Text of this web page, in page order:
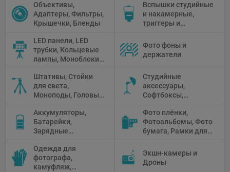
Объективы,
Адаптеры, Фильтры,
Крышечки, Бленды
Вспышки студийные
и накамерные,
триггеры и
LED панели, LED
трубки, Кольцевые
лампы, Моноблоки,
Флуоресцентное и
галогенное
освещение
Фото фоны и
держатели
Штативы, Стойки
для света,
Моноподы, Головы
Студийные
аксессуары,
Софтбоксы,
Рефлекторы,
Отражатели,
Предметные
Аккумуляторы,
Батарейки,
Зарядные
питания, Солнечные
панели
Фото плёнки,
Фотоальбомы, Фото
бумага, Рамки для
камеры
Одежда для
фотографа,
камуфляж,
Экшн-камеры и
Дроны